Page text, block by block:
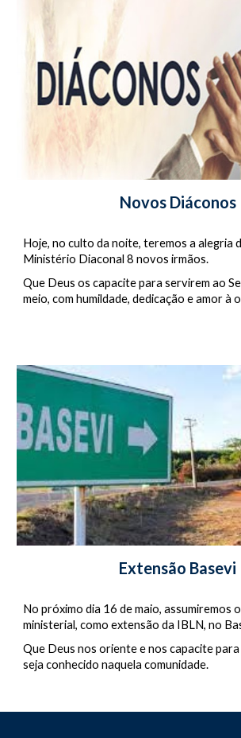
Novos Diáconos
Hoje, no culto da noite, teremos a alegria
Ministério Diaconal 8 novos irmãos.
Que Deus os capacite para servirem ao
meio, com humildade, dedicação e amor à
Extensão Basevi
No próximo dia 16 de maio, assumiremos
ministerial, como extensão da IBLN, no
Que Deus nos oriente e nos capacite para
seja conhecido naquela comunidade.